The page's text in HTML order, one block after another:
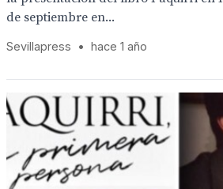
de septiembre en...
Sevillapress • hace 1 año